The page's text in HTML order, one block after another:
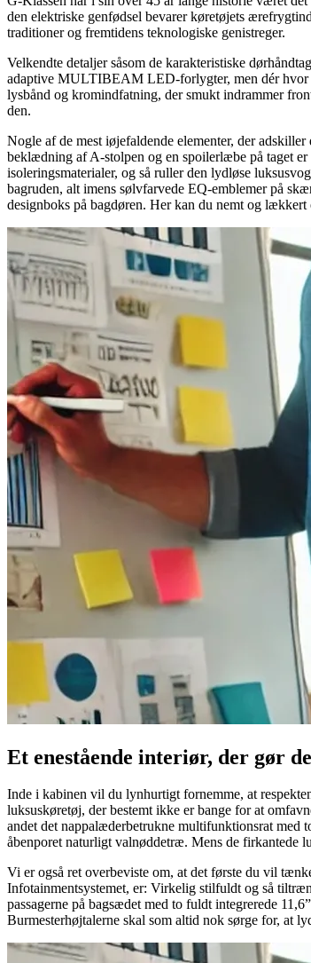
den elektriske genfødsel bevarer køretøjets
traditioner og fremtidens teknologiske genistreger.
Velkendte detaljer såsom de karakteristiske
adaptive MULTIBEAM LED-forlygter, men dér hvor
lysbånd og kromindfatning, der smukt indrammer
den.
Nogle af de mest iøjefaldende elementer, der
beklædning af A-stolpen og en spoilerlæbe på taget
isoleringsmaterialer, og så ruller den lydløse
bagruden, alt imens sølvfarvede EQ-emblemer på
designboks på bagdøren. Her kan du nemt og
Et enestående interiør, der gør
Inde i kabinen vil du lynhurtigt fornemme, at
luksuskøretøj, der bestemt ikke er bange for at
andet det nappalæderbetrukne multifunktionsrat med
åbenporet naturligt valnøddetræ. Mens de firkantede
Vi er også ret overbeviste om, at det første du vil
Infotainmentsystemet, er: Virkelig stilfuldt og så
passagerne på bagsædet med to fuldt integrerede
Burmesterhøjtalerne skal som altid nok sørge for, at